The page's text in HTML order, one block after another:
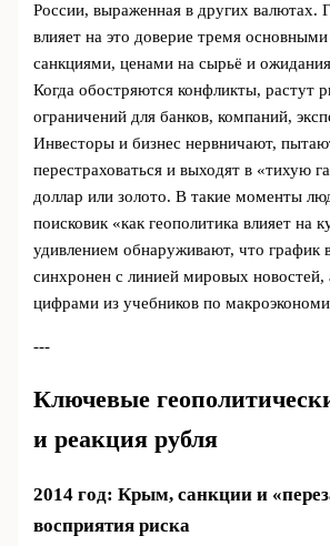
России, выраженная в других валютах.
влияет на это доверие тремя
санкциями, ценами на сырьё и
Когда обостряются конфликты, растут
ограничений для банков, компаний,
Инвесторы и бизнес нервничают,
перестраховаться и выходят в «тихую
доллар или золото. В такие моменты
поисковик «как геополитика влияет на
удивлением обнаруживают, что график
синхронен с линией мировых новостей,
цифрами из учебников по
---
Ключевые
и реакция рубля
2014 год: Крым, санкции и
восприятия риска